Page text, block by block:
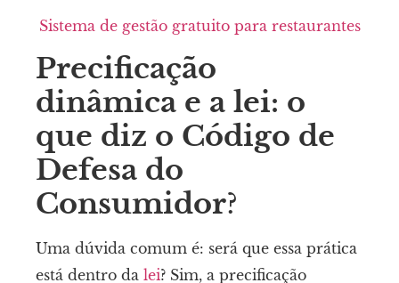
Sistema de gestão gratuito para restaurantes
Precificação
dinâmica e a lei: o
que diz o Código de
Defesa do
Consumidor?
Uma dúvida comum é: será que essa prática
está dentro da lei? Sim, a precificação